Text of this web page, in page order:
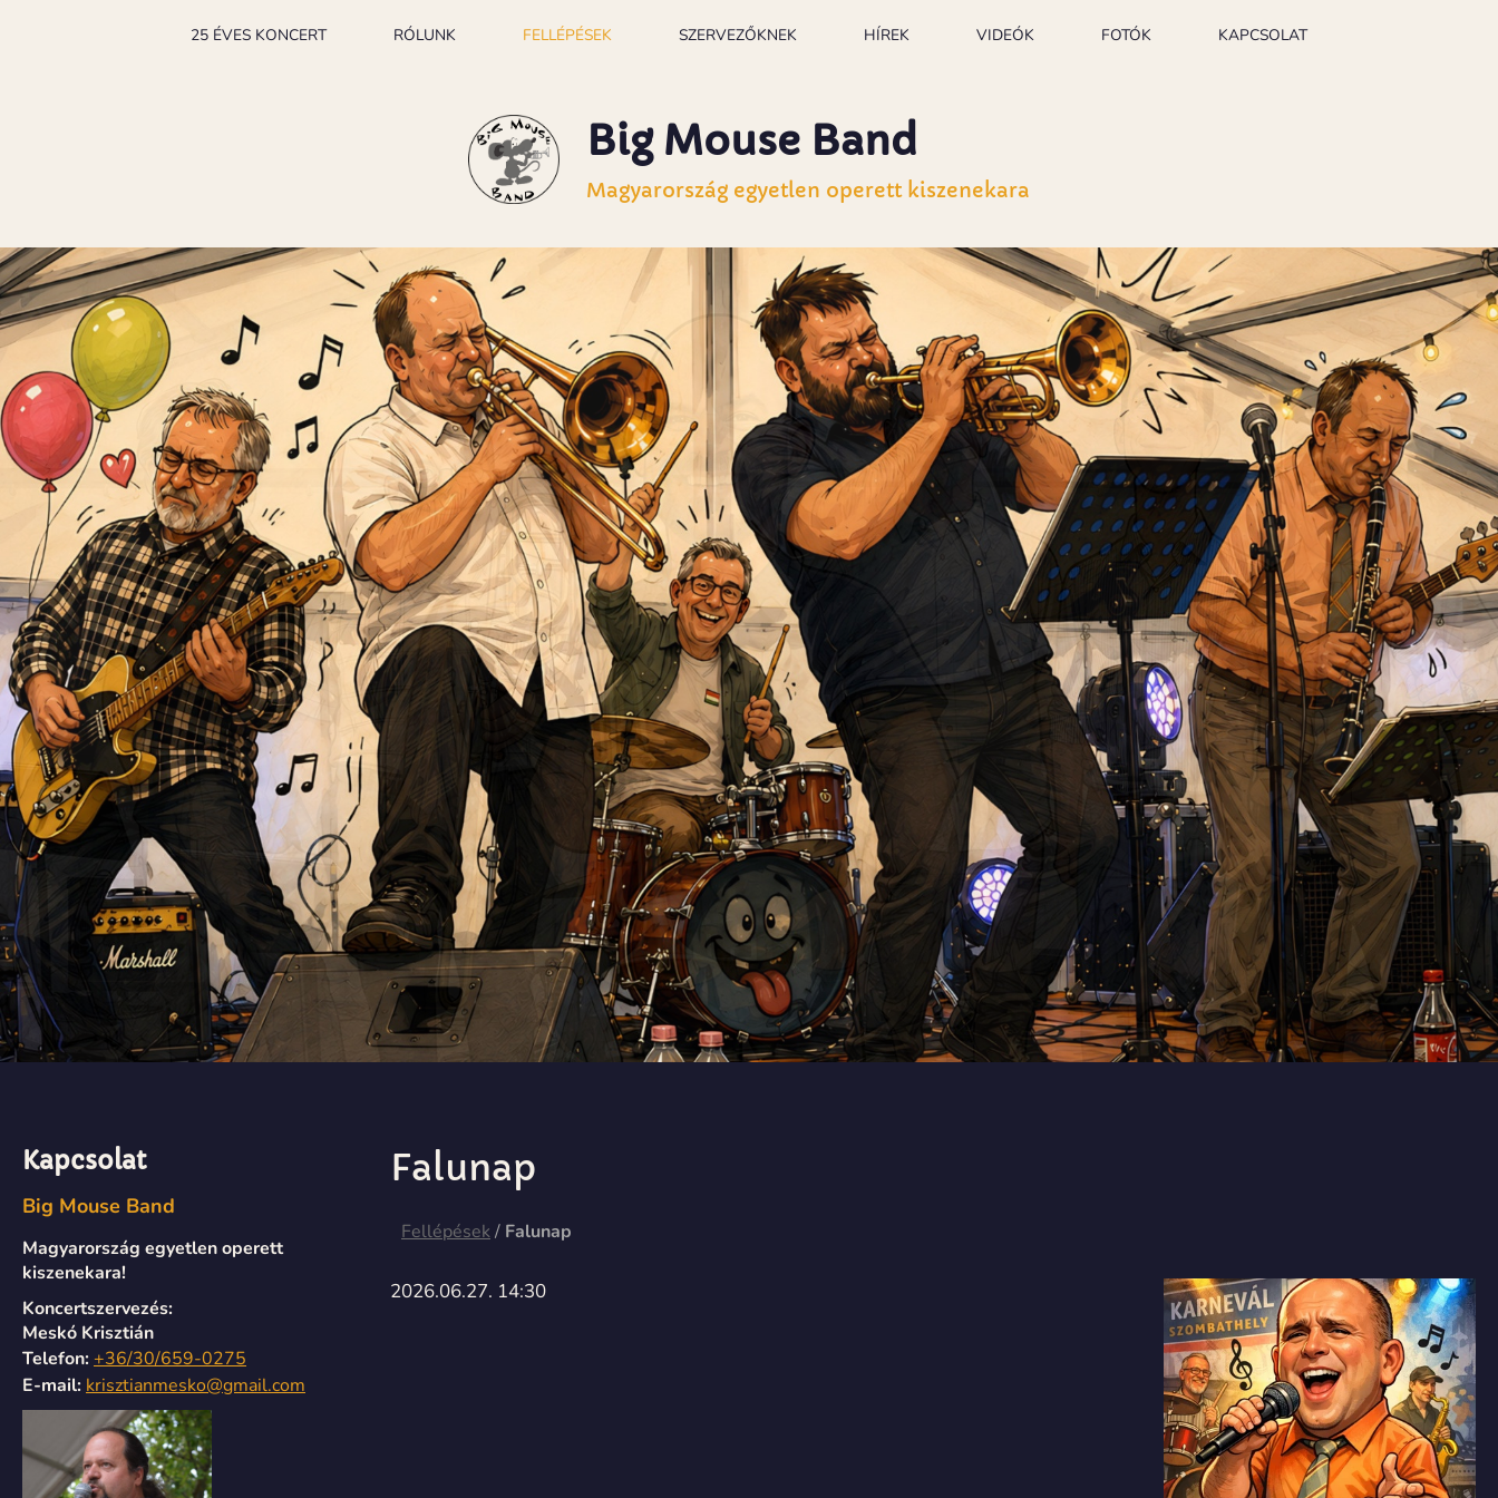
25 ÉVES KONCERT RÓLUNK FELLÉPÉSEK SZERVEZŐKNEK HÍREK VIDEÓK FOTÓK KAPCSOLAT
Big Mouse Band
Magyarország egyetlen operett kiszenekara
Kapcsolat
Big Mouse Band
Magyarország egyetlen operett
kiszenekara!
Koncertszervezés:
Meskó Krisztián
Telefon: +36/30/659-0275
E-mail: krisztianmesko@gmail.com
Falunap
Fellépések/ Falunap
2026.06.27. 14:30